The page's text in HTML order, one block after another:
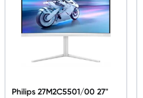
Philips 27M2C5501/00 27"